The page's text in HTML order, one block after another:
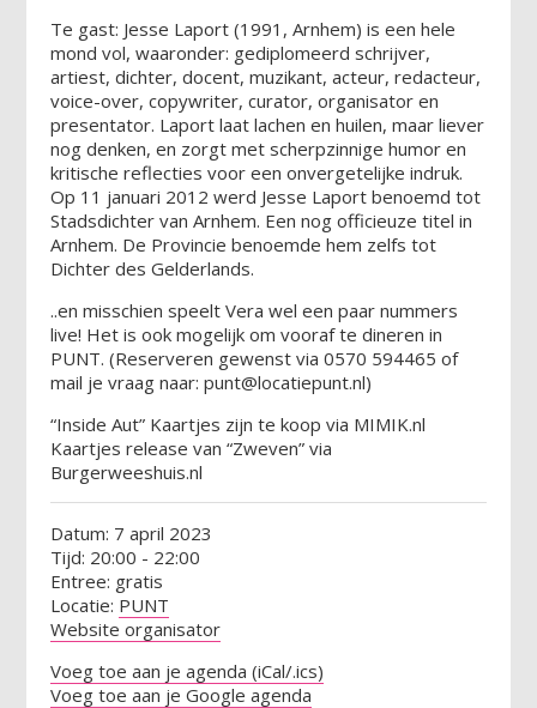
Te gast: Jesse Laport (1991, Arnhem) is een hele
mond vol, waaronder: gediplomeerd schrijver,
artiest, dichter, docent, muzikant, acteur, redacteur,
voice-over, copywriter, curator, organisator en
presentator. Laport laat lachen en huilen, maar liever
nog denken, en zorgt met scherpzinnige humor en
kritische reflecties voor een onvergetelijke indruk.
Op 11 januari 2012 werd Jesse Laport benoemd tot
Stadsdichter van Arnhem. Een nog officieuze titel in
Arnhem. De Provincie benoemde hem zelfs tot
Dichter des Gelderlands.
..en misschien speelt Vera wel een paar nummers
live! Het is ook mogelijk om vooraf te dineren in
PUNT. (Reserveren gewenst via 0570 594465 of
mail je vraag naar: punt@locatiepunt.nl)
“Inside Aut” Kaartjes zijn te koop via MIMIK.nl
Kaartjes release van “Zweven” via
Burgerweeshuis.nl
Datum: 7 april 2023
Tijd: 20:00 - 22:00
Entree: gratis
Locatie: PUNT
Website organisator
Voeg toe aan je agenda (iCal/.ics)
Voeg toe aan je Google agenda